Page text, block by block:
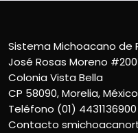
Sistema Michoacano de
José Rosas Moreno #200
Colonia Vista Bella
CP 58090, Morelia, México
Teléfono (01) 4431136900
Contacto